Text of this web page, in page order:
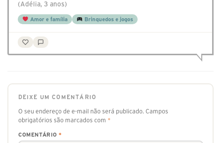
(Adélia, 3 anos)
Amor e família Brinquedos e jogos
DEIXE UM COMENTÁRIO
O seu endereço de e-mail não será publicado. Campos
obrigatórios são marcados com *
COMENTÁRIO *